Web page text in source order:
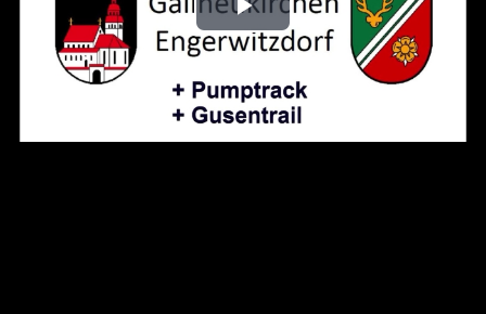
Play
Video